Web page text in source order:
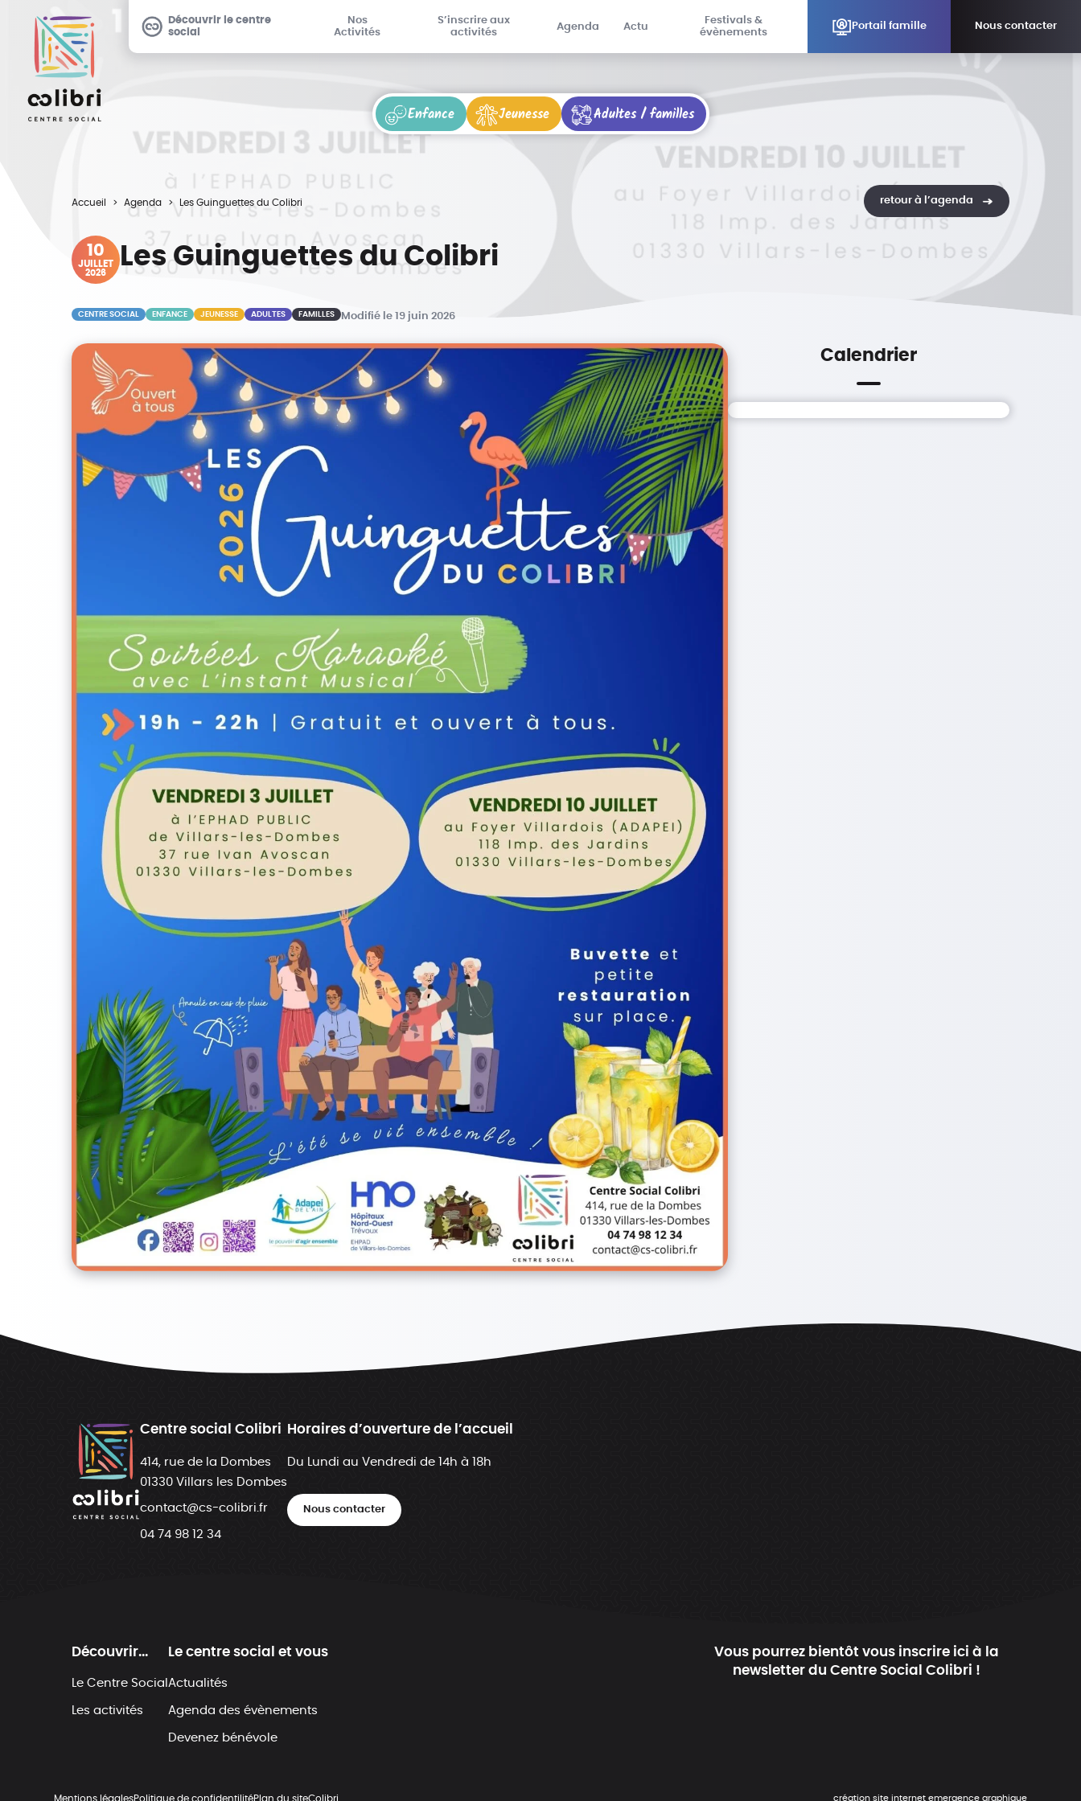
Découvrir le centre
social
Nos
Activités
S’inscrire aux
activités
Agenda Actu
Festivals &
évènements
Portail famille Nous contacter
Enfance Jeunesse Adultes / familles
Accueil Agenda Les Guinguettes du Colibri retour à l’agenda
10
JUILLET
2026
Les Guinguettes du Colibri
CENTRE SOCIAL ENFANCE JEUNESSE ADULTES FAMILLES Modifié le 19 juin 2026
Calendrier
Centre social Colibri
414, rue de la Dombes
01330 Villars les Dombes
contact@cs-colibri.fr
04 74 98 12 34
Horaires d’ouverture de l’accueil
Du Lundi au Vendredi de 14h à 18h
Nous contacter
Découvrir...
Le Centre Social
Les activités
Le centre social et vous
Actualités
Agenda des évènements
Devenez bénévole
Vous pourrez bientôt vous inscrire ici à la
newsletter du Centre Social Colibri !
Mentions légalesPolitique de confidentilitéPlan du siteColibri création site internet emergence graphique